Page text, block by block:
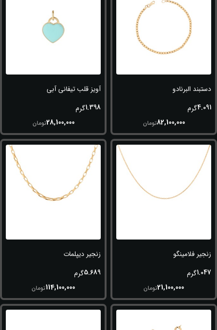
دستبند البرنادو
4.091گرم
82,100,000تومان
آویز قلب تیفانی آبی
1.398گرم
28,100,000تومان
زنجیر فلامینگو
1.047گرم
21,100,000تومان
زنجیر دیپلمات
5.689گرم
114,100,000تومان